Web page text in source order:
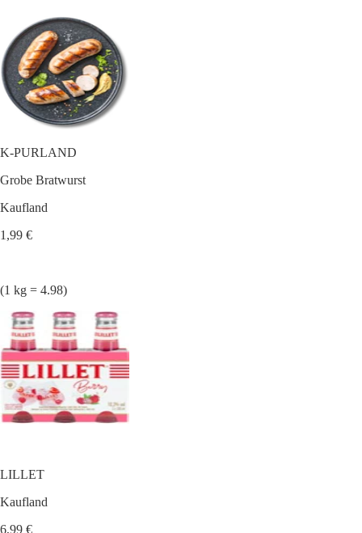
K-PURLAND
Grobe Bratwurst
Kaufland
1,99 €
(1 kg = 4.98)
LILLET
Kaufland
6,99 €